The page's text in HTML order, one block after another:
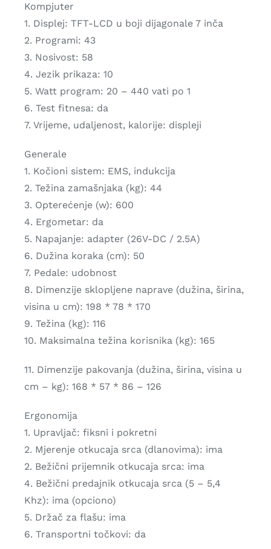
Kompjuter
1. Displej: TFT-LCD u boji dijagonale 7 inča
2. Programi: 43
3. Nosivost: 58
4. Jezik prikaza: 10
5. Watt program: 20 – 440 vati po 1
6. Test fitnesa: da
7. Vrijeme, udaljenost, kalorije: displeji
Generale
1. Kočioni sistem: EMS, indukcija
2. Težina zamašnjaka (kg): 44
3. Opterećenje (w): 600
4. Ergometar: da
5. Napajanje: adapter (26V-DC / 2.5A)
6. Dužina koraka (cm): 50
7. Pedale: udobnost
8. Dimenzije sklopljene naprave (dužina, širina,
visina u cm): 198 * 78 * 170
9. Težina (kg): 116
10. Maksimalna težina korisnika (kg): 165
11. Dimenzije pakovanja (dužina, širina, visina u
cm – kg): 168 * 57 * 86 – 126
Ergonomija
1. Upravljač: fiksni i pokretni
2. Mjerenje otkucaja srca (dlanovima): ima
2. Bežični prijemnik otkucaja srca: ima
4. Bežični predajnik otkucaja srca (5 – 5,4
Khz): ima (opciono)
5. Držač za flašu: ima
6. Transportni točkovi: da